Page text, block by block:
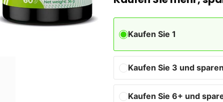
Kaufen Sie 1
Kaufen Sie 3 und
Kaufen Sie 6+ und